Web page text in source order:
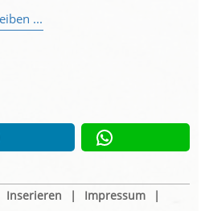
...
Inserieren | Impressum
|